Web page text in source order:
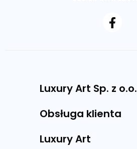
Luxury Art Sp. z o.o.
Obsługa klienta
Luxury Art